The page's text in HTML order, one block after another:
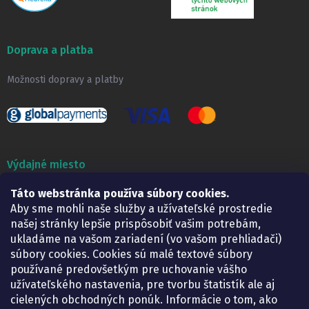
Táto webstránka používa súbory cookies.
Aby sme mohli naše služby a užívateľské prostredie
našej stránky lepšie prispôsobiť vašim potrebám,
ukladáme na vašom zariadení (vo vašom prehliadači)
súbory cookies. Cookies sú malé textové súbory
používané predovšetkým pre uchovanie vášho
užívateľského nastavenia, pre tvorbu štatistík ale aj
cielených obchodných ponúk. Informácie o tom, ako
Doprava a platba
Možnosti dopravy a platby
Výdajné miesto
Lekáreň ADONAI
Košice – Smetanova 2
Pondelok:
07.30 – 15.30 h.
Utorok:
07.30 – 16.00 h.
Streda:
07.30 – 16.00 h.
Štvrtok:
07.30 – 15.30 h.
Piatok:
07.30 – 15.30 h.
KONTAKT